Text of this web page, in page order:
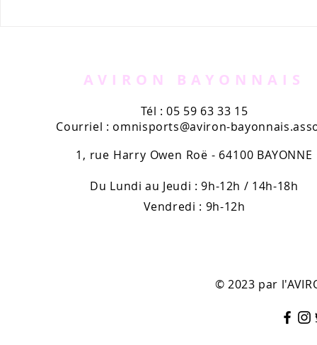
AVIRON BAYONNAIS
Tél : 05 59 63 33 15
Courriel : omnisports@aviron-
1, rue Harry Owen Roë - 64100 BAYONNE
Du Lundi au Jeudi : 9h-12h / 14h-18h
Vendredi : 9h-12h
© 2023 par